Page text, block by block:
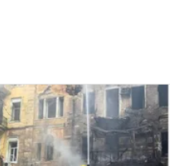
массированную
часть
Фото и видео